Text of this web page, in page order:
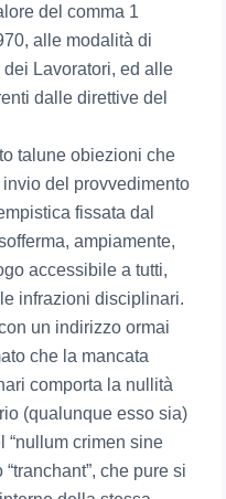
del comma 1
alle modalità di
Lavoratori, ed alle
dalle direttive del
talune obiezioni che
del provvedimento
fissata dal
ampiamente,
accessibile a tutti,
infrazioni disciplinari.
un indirizzo ormai
che la mancata
comporta la nullità
(qualunque esso sia)
“nullum crimen sine
che pure si